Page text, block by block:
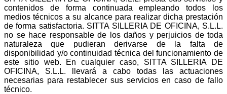
contenidos de forma continuada empleando todos los
medios técnicos a su alcance para realizar dicha prestación
de forma satisfactoria. SITTA SILLERIA DE OFICINA, S.L.L.
no se hace responsable de los daños y perjuicios de toda
naturaleza que pudieran derivarse de la falta de
disponibilidad y/o continuidad técnica del funcionamiento de
este sitio web. En cualquier caso, SITTA SILLERIA DE
OFICINA, S.L.L. llevará a cabo todas las actuaciones
necesarias para restablecer sus servicios en caso de fallo
técnico.